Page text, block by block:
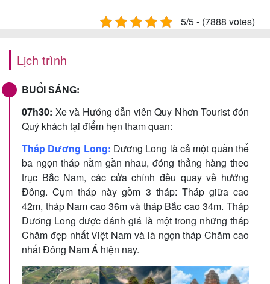
5/5 - (7888 votes)
Lịch trình
BUỔI SÁNG:
07h30: Xe và Hướng dẫn viên Quy Nhơn Tourist đón
Quý khách tại điểm hẹn tham quan:
Tháp Dương Long: Dương Long là cả một quần thể
ba ngọn tháp nằm gần nhau, đóng thẳng hàng theo
trục Bắc Nam, các cửa chính đều quay về hướng
Đông. Cụm tháp này gồm 3 tháp: Tháp giữa cao
42m, tháp Nam cao 36m và tháp Bắc cao 34m. Tháp
Dương Long được đánh giá là một trong những tháp
Chăm đẹp nhất Việt Nam và là ngọn tháp Chăm cao
nhất Đông Nam Á hiện nay.